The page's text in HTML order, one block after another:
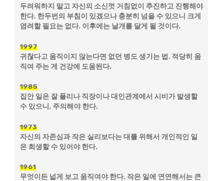
두려워하지 말고 자신의 소신껏 거침없이 추진하고 진행해야
한다. 한두번의 부침이 있겠으나 충분히 넘을 수 있으니 크게
염려할 필요는 없다. 이후에는 날개를 달게 될 것이다.
1997
귀찮다고 움직이지 않는다면 없던 병도 생기는 법. 적당히 움
직여 주는 게 건강에 도움된다.
1985
집안 일은 잘 풀리나 직장이나 대인관계에서 시비가 발생할
수 있으니, 주의해야 한다.
1973
자신의 자존심과 작은 실리보다는 대를 위해서 개인적인 일
은 희생할 수 있어야 한다.
1961
무엇이든 넓게 보고 움직여야 한다. 작은 일에 연연해서는 큰